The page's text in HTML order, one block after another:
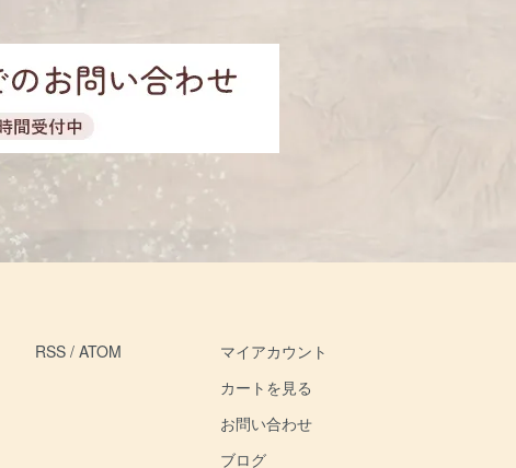
RSS / ATOM
マイアカウント
カートを見る
お問い合わせ
ブログ